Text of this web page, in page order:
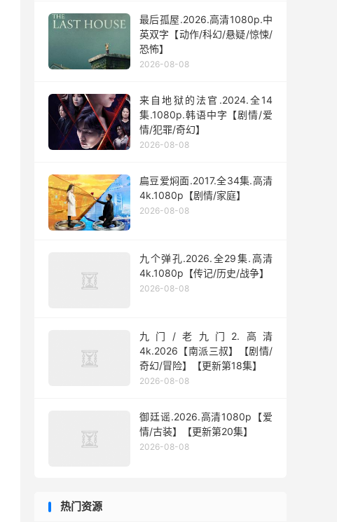
最后孤屋.2026.高清1080p.中
英双字【动作/科幻/悬疑/惊悚/
恐怖】
2026-08-08
来自地狱的法官.2024.全14
集.1080p.韩语中字【剧情/爱
情/犯罪/奇幻】
2026-08-08
扁豆爱焖面.2017.全34集.高清
4k.1080p【剧情/家庭】
2026-08-08
九个弹孔.2026.全29集.高清
4k.1080p【传记/历史/战争】
2026-08-08
九门/老九门2.高清
4k.2026【南派三叔】【剧情/
奇幻/冒险】【更新第18集】
2026-08-08
御廷谣.2026.高清1080p【爱
情/古装】【更新第20集】
2026-08-08
热门资源